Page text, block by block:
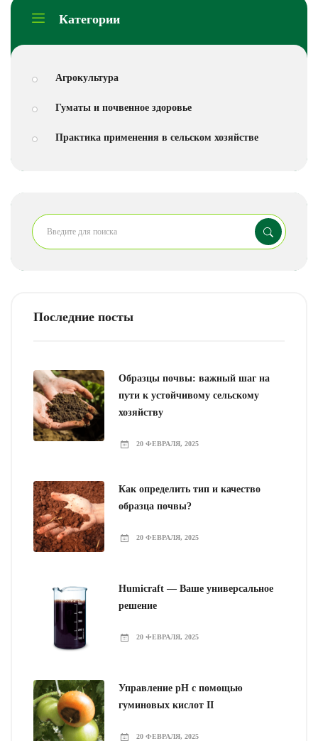
Категории
Агрокультура
Гуматы и почвенное здоровье
Практика применения в сельском хозяйстве
Последние посты
Образцы почвы: важный шаг на
пути к устойчивому сельскому
хозяйству
20 ФЕВРАЛЯ, 2025
Как определить тип и качество
образца почвы?
20 ФЕВРАЛЯ, 2025
Humicraft — Ваше универсальное
решение
20 ФЕВРАЛЯ, 2025
Управление pH с помощью
гуминовых кислот II
20 ФЕВРАЛЯ, 2025